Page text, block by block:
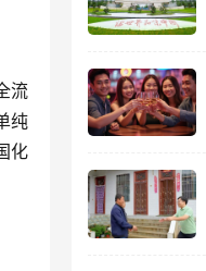
流
纯
化